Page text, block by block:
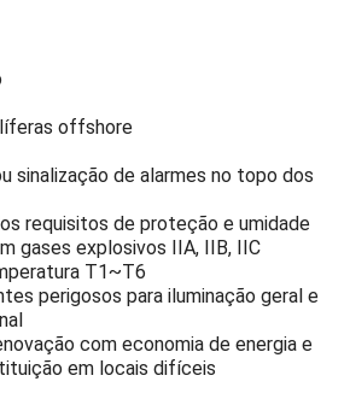
ao
explosão do vidro
resistência evita que faíscas
de arco elétrico entrem em
contato com gases
inflamáveis ​​e causem
de
offshore
sinalização de alarmes no topo dos
requisitos de proteção e umidade
gases explosivos IIA, IIB, IIC
T1~T6
perigosos para iluminação geral e
com economia de energia e
em locais difíceis